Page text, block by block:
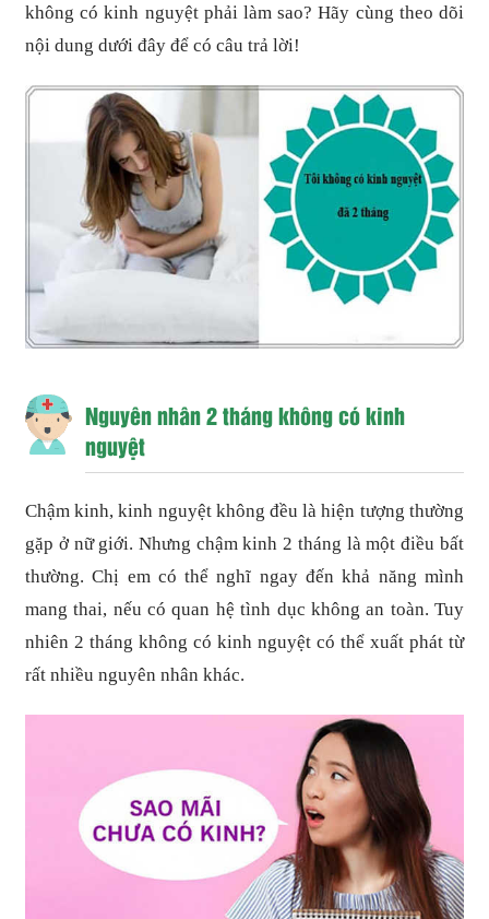
không có kinh nguyệt phải làm sao? Hãy cùng theo dõi
nội dung dưới đây để có câu trả lời!
Nguyên nhân 2 tháng không có kinh
nguyệt
Chậm kinh, kinh nguyệt không đều là hiện tượng thường
gặp ở nữ giới. Nhưng chậm kinh 2 tháng là một điều bất
thường. Chị em có thể nghĩ ngay đến khả năng mình
mang thai, nếu có quan hệ tình dục không an toàn. Tuy
nhiên 2 tháng không có kinh nguyệt có thể xuất phát từ
rất nhiều nguyên nhân khác.